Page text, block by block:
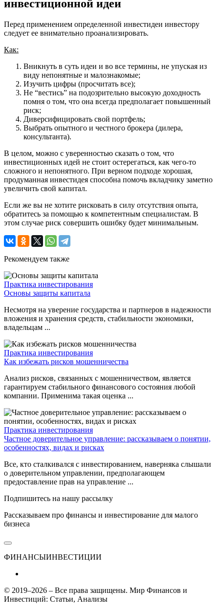
инвестиционной идеи
Перед применением определенной инвестидеи инвестору
следует ее внимательно проанализировать.
Как:
Вникнуть в суть идеи и во все термины, не упуская из
виду непонятные и малознакомые;
Изучить цифры (просчитать все);
Не “вестись” на подозрительно высокую доходность
помня о том, что она всегда предполагает повышенный
риск;
Диверсифицировать свой портфель;
Выбрать опытного и честного брокера (дилера,
консультанта).
В целом, можно с уверенностью сказать о том, что
инвестиционных идей не стоит остерегаться, как чего-то
сложного и непонятного. При верном подходе хорошая,
продуманная инвестидея способна помочь вкладчику заметно
увеличить свой капитал.
Если же вы не хотите рисковать в силу отсутствия опыта,
обратитесь за помощью к компетентным специалистам. В
этом случае риск совершить ошибку будет минимальным.
Рекомендуем также
Практика инвестирования
Основы защиты капитала
Несмотря на уверение государства и партнеров в надежности
вложения и хранения средств, стабильности экономики,
владельцам ...
Практика инвестирования
Как избежать рисков мошенничества
Анализ рисков, связанных с мошенничеством, является
гарантируем стабильного финансового состояния любой
компании. Применима такая оценка ...
Практика инвестирования
Частное доверительное управление: рассказываем о понятии,
особенностях, видах и рисках
Все, кто сталкивался с инвестированием, наверняка слышали
о доверительном управлении, предполагающем
предоставление прав на управление ...
Подпишитесь на нашу рассылку
Рассказываем про финансы и инвестирование для малого
бизнеса
ФИНАНСЫИНВЕСТИЦИИ
© 2019–2026 – Все права защищены. Мир Финансов и
Инвестиций: Статьи, Анализы